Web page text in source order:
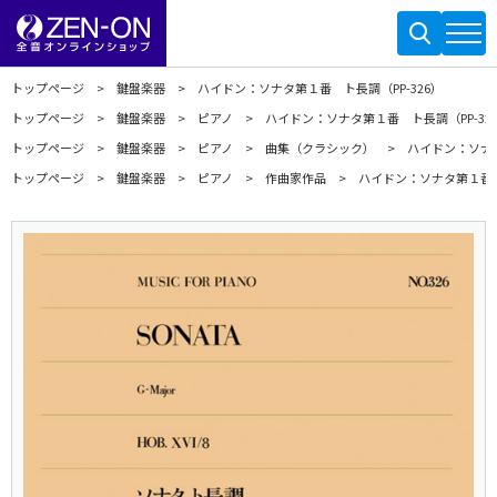
トップページ 鍵盤楽器
ハイドン：ソナタ第１番 ト長調（PP-326）
トップページ
鍵盤楽器 ピアノ
ハイドン：ソナタ第１番 ト長調（PP-
トップページ
鍵盤楽器 ピアノ 曲集（クラシック）
ハイドン：ソ
トップページ
鍵盤楽器 ピアノ 作曲家作品 ハイドン：ソナタ第１